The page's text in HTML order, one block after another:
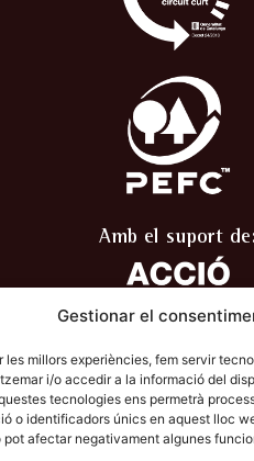
Gestionar el
les millors experiències, fem servir
i/o accedir a la informació del
tecnologies ens permetrà
o identificadors únics en aquest lloc
pot afectar negativament algunes
Amb el suport de: